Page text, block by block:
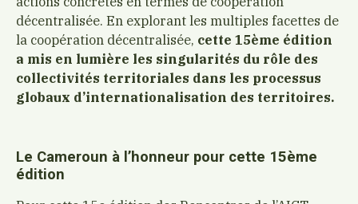
décentralisée. En explorant les multiples facettes de
la coopération décentralisée, cette 15ème édition
a mis en lumière les singularités du rôle des
collectivités territoriales dans les processus
globaux d’internationalisation des territoires.
Le Cameroun à l’honneur pour cette 15ème
édition